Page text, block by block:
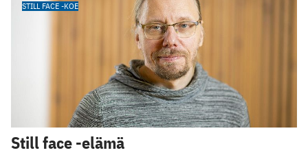
STILL FACE -KOE
Still face -elämä